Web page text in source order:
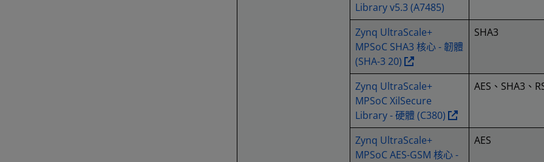
Library v5.3 (A7485)
Zynq UltraScale+
MPSoC SHA3 核心 - 韌體
(SHA-3 20)
SHA3
Zynq UltraScale+
MPSoC XilSecure
Library - 硬體 (C380)
AES、SHA3、
Zynq UltraScale+
MPSoC AES-GSM 核心 -
AES